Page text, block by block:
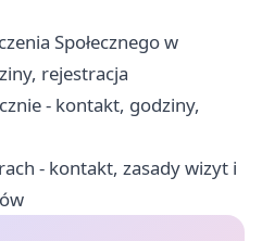
Społecznego w
rejestracja
- kontakt, godziny,
- kontakt, zasady wizyt i